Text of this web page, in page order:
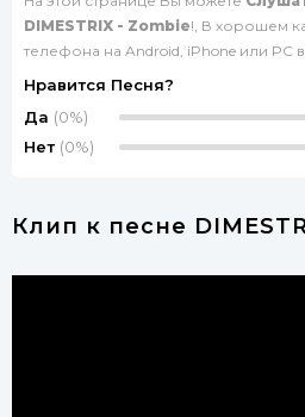
DIMESTRIX - Zombie!, В хорошем
телефона на Android, iPhone или PC
Нравится Песня?
Да (0%)
Нет (0%)
Клип к песне